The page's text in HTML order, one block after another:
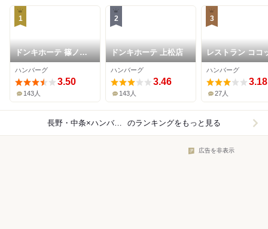
1
ドンキホーテ 篠ノ井
バイパス店
ハンバーグ
3.50
143人
2
ドンキホーテ 上松店
ハンバーグ
3.46
143人
3
レストラン ココ
ハンバーグ
3.18
27人
長野・中条×ハンバーグ のランキングをもっと見る
広告を非表示